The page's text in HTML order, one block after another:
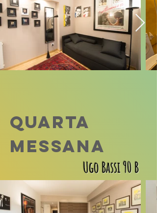
Ugo Bassi 90 B
Quarta
MESSANA